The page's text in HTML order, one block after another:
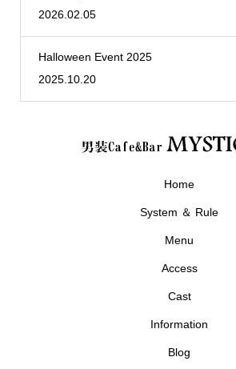
2026.02.05
Halloween Event 2025
2025.10.20
Home
System ＆ Rule
Menu
Access
Cast
Information
Blog